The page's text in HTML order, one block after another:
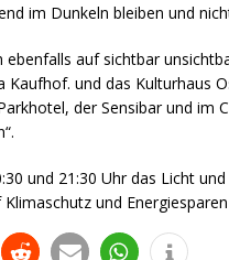
im Dunkeln bleiben und
auf sichtbar
Kaufhof. und das Kulturhaus
der Sensibar und im
und 21:30 Uhr das Licht
und